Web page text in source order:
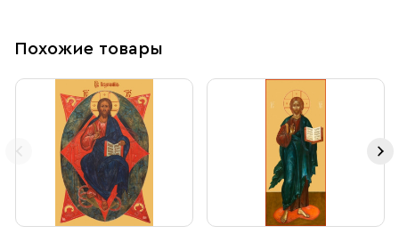
Похожие товары